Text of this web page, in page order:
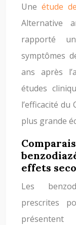
Une étude
Alternative
rapporté
symptômes
ans après
études
l’efficacité
plus grande
effets
Les
prescrites